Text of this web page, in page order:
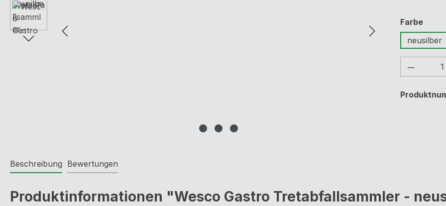
Farbe
neusilber
Beschreibung Bewertungen
Produktinformationen "Wesco Gastro Tretabfallsammler -